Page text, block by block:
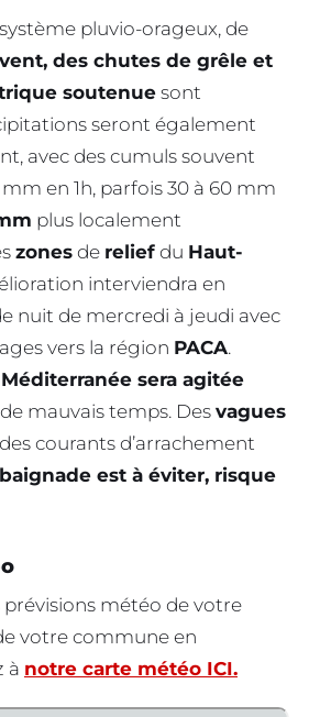
pluvio-orageux, de
des chutes de grêle et
soutenue sont
seront également
avec des cumuls souvent
mm en 1h, parfois 30 à 60 mm
plus localement
zones de relief du Haut-
interviendra en
nuit de mercredi à jeudi avec
vers la région PACA.
sera agitée
mauvais temps. Des vagues
courants d’arrachement
est à éviter, risque
prévisions météo de votre
votre commune en
à notre carte météo ICI.